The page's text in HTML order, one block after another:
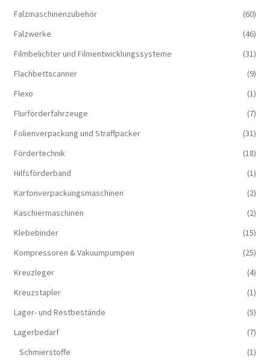
Falzmaschinenzubehör
(60)
Falzwerke
(46)
Filmbelichter und Filmentwicklungssysteme
(31)
Flachbettscanner
(9)
Flexo
(1)
Flurförderfahrzeuge
(7)
Folienverpackung und Straffpacker
(31)
Fördertechnik
(18)
Hilfsförderband
(1)
Kartonverpackungsmaschinen
(2)
Kaschiermaschinen
(2)
Klebebinder
(15)
Kompressoren & Vakuum­pumpen
(25)
Kreuzleger
(4)
Kreuzstapler
(1)
Lager- und Restbestände
(5)
Lagerbedarf
(7)
Schmierstoffe
(1)